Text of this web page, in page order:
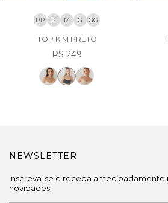
PP P M G GG
TOP KIM PRETO
R$ 249
NEWSLETTER
Inscreva-se e receba antecipadamente
novidades!